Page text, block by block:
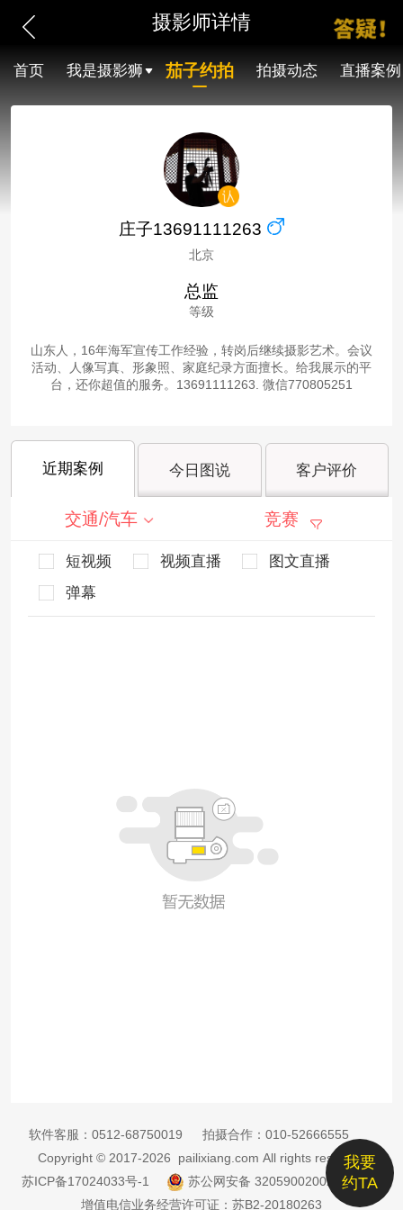
摄影师详情
首页 我是摄影狮 茄子约拍 拍摄动态 直播案例
庄子13691111263
北京
总监
等级
山东人，16年海军宣传工作经验，转岗后继续摄影艺术。会议
活动、人像写真、形象照、家庭纪录方面擅长。给我展示的平
台，还你超值的服务。13691111263. 微信770805251
近期案例 今日图说 客户评价
交通/汽车 竞赛
短视频 视频直播
图文直播
弹幕
我要
约TA
软件客服： 0512-68750019 拍摄合作： 010-52666555
Copyright © 2017-2026 pailixiang.com All rights reserved
苏ICP备17024033号-1
苏公网安备 32059002002885号
增值电信业务经营许可证：苏B2-20180263